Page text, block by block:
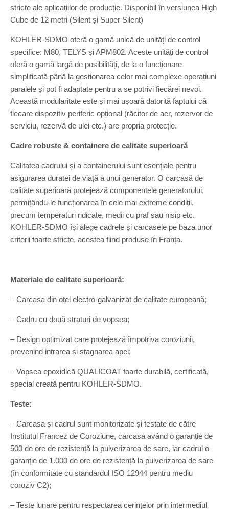
stricte ale aplicațiilor de producție. Disponibil în versiunea High
Cube de 12 metri (Silent și Super Silent)
KOHLER-SDMO oferă o gamă unică de unități de control
specifice: M80, TELYS și APM802. Aceste unități de control
oferă o gamă largă de posibilități, de la o funcționare
simplificată până la gestionarea celor mai complexe operațiuni
paralele și pot fi adaptate pentru a se potrivi fiecărei nevoi.
Această modularitate este și mai ușoară datorită faptului că
fiecare dispozitiv periferic opțional (răcitor de aer, rezervor de
serviciu, rezervă de ulei etc.) are propria protecție.
Cadre robuste & containere de calitate superioară
Calitatea cadrului și a containerului sunt esențiale pentru
asigurarea duratei de viață a unui generator. O carcasă de
calitate superioară protejează componentele generatorului,
permițându-le funcționarea în cele mai extreme condiții,
precum temperaturi ridicate, medii cu praf sau nisip etc.
KOHLER-SDMO își alege cadrele și carcasele pe baza unor
criterii foarte stricte, acestea fiind produse în Franța.
Materiale de calitate superioară:
– Carcasa din oțel electro-galvanizat de calitate europeană;
– Cadru cu două straturi de vopsea;
– Design optimizat care protejează împotriva coroziunii,
prevenind intrarea și stagnarea apei;
– Vopsea epoxidică QUALICOAT foarte durabilă, certificată,
special creată pentru KOHLER-SDMO.
Teste:
– Carcasa și cadrul sunt monitorizate și testate de către
Institutul Francez de Coroziune, carcasa având o garanție de
500 de ore de rezistență la pulverizarea de sare, iar cadrul o
garanție de 1.000 de ore de rezistență la pulverizarea de sare
(în conformitate cu standardul ISO 12944 pentru mediu
coroziv C2);
– Teste lunare pentru respectarea cerințelor prin intermediul